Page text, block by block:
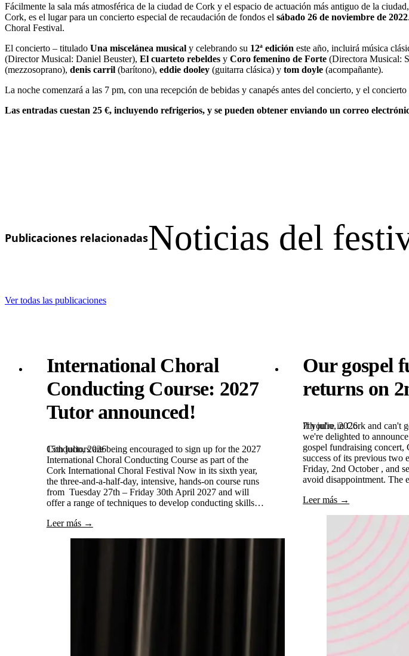
Fácilmente la sala más atmosférica de la ciudad de Cork y el espacio de actuación más antiguo de la ciudad,
Cork, es el lugar para un concierto especial de recaudación de fondos el sábado 26 de noviembre de 2022
Choral Festival.
El concierto – titulado Una miscelánea musical y celebrando su 12ª edición este año, incluirá música
(Director Musical: Daniel Beuster), El cuarteto rebeldes y Coro femenino de Forte (Directora Musical:
(mezzosoprano), denis carril (barítono), eddie dooley (guitarra clásica) y tom doyle (acompañante).
La noche comenzará a las 7 pm, con una recepción de bebidas y canapés antes del concierto, y el
Las entradas cuestan 25 €, incluyendo refrigerios, y se pueden obtener enviando un correo
Publicaciones relacionadasNoticias del
Ver todas las publicaciones
International Choral
Conducting Course: 2027
Tutor announced!
15th julio, 2026
Conductors are being encouraged to sign up for the 2027
International Choral Conducting Course as part of the
Cork International Choral Festival Now in its sixth year,
the three-and-a-half-day, intensive, hands-on course runs
from Tuesday 27th – Friday 30th April 2027 and will
offer a range of techniques to develop conducting skills…
Leer más →
Our gospel
returns on
7th julio, 2026
If you're in Cork and can't
we're delighted to
gospel fundraising
success of its previous two
Friday, 2nd October , and
avoid disappointment.
Leer más →